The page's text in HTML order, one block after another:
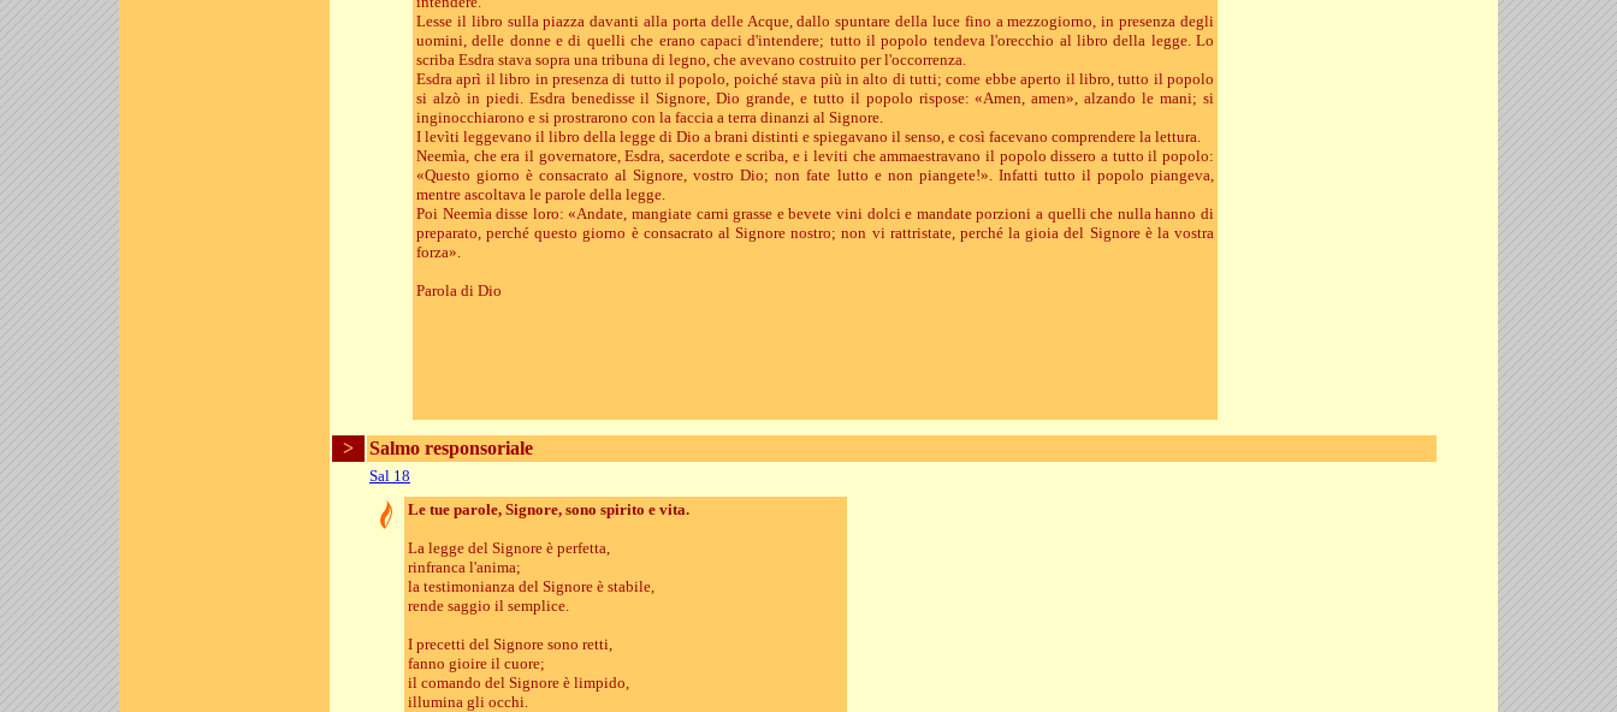
Lesse il libro sulla piazza davanti alla porta delle Acque, dallo spuntare della luce fino a mezzogiorno, in presenza degli
uomini, delle donne e di quelli che erano capaci d'intendere; tutto il popolo tendeva l'orecchio al libro della legge. Lo
scriba Esdra stava sopra una tribuna di legno, che avevano costruito per l'occorrenza.
Esdra aprì il libro in presenza di tutto il popolo, poiché stava più in alto di tutti; come ebbe aperto il libro, tutto il popolo
si alzò in piedi. Esdra benedisse il Signore, Dio grande, e tutto il popolo rispose: «Amen, amen», alzando le mani; si
inginocchiarono e si prostrarono con la faccia a terra dinanzi al Signore.
I levìti leggevano il libro della legge di Dio a brani distinti e spiegavano il senso, e così facevano comprendere la lettura.
Neemìa, che era il governatore, Esdra, sacerdote e scriba, e i leviti che ammaestravano il popolo dissero a tutto il popolo:
«Questo giorno è consacrato al Signore, vostro Dio; non fate lutto e non piangete!». Infatti tutto il popolo piangeva,
mentre ascoltava le parole della legge.
Poi Neemìa disse loro: «Andate, mangiate carni grasse e bevete vini dolci e mandate porzioni a quelli che nulla hanno di
preparato, perché questo giorno è consacrato al Signore nostro; non vi rattristate, perché la gioia del Signore è la vostra
forza».
Parola di Dio
> Salmo responsoriale
Sal 18
Le tue parole, Signore, sono spirito e vita.
La legge del Signore è perfetta,
rinfranca l'anima;
la testimonianza del Signore è stabile,
rende saggio il semplice.
I precetti del Signore sono retti,
fanno gioire il cuore;
il comando del Signore è limpido,
illumina gli occhi.